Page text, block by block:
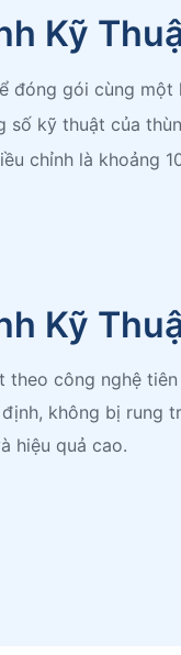
Kỹ
đóng gói cùng
số kỹ thuật của
chỉnh là khoảng
Kỹ
theo công nghệ
không bị rung
hiệu quả cao.